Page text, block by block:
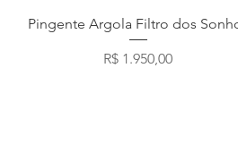
Visualização rápida
Pingente Argola Filtro dos
Preço
R$ 1.950,00